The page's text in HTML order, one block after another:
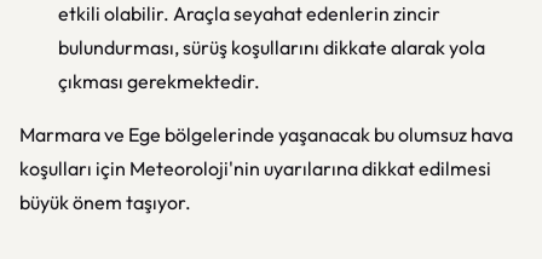
etkili olabilir. Araçla seyahat edenlerin zincir
bulundurması, sürüş koşullarını dikkate alarak yola
çıkması gerekmektedir.
Marmara ve Ege bölgelerinde yaşanacak bu olumsuz hava
koşulları için Meteoroloji'nin uyarılarına dikkat edilmesi
büyük önem taşıyor.